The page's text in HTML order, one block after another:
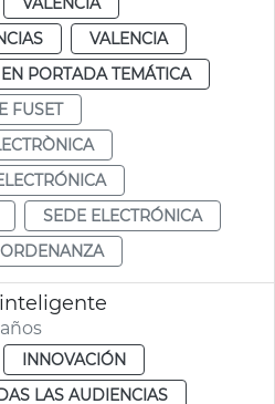
VALENCIA
EN PORTADA TEMÁTICA
FUSET
SEDE ELECTRÓNICA
ORDENANZA
INNOVACIÓN
LAS AUDIENCIAS